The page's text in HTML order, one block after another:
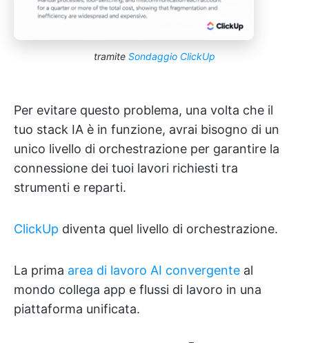
tramite Sondaggio ClickUp
Per evitare questo problema, una volta che il
tuo stack IA è in funzione, avrai bisogno di un
unico livello di orchestrazione per garantire la
connessione dei tuoi lavori richiesti tra
strumenti e reparti.
ClickUp diventa quel livello di orchestrazione.
La prima area di lavoro AI convergente al
mondo collega app e flussi di lavoro in una
piattaforma unificata.